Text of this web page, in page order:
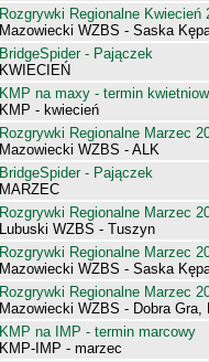
Rozgrywki Regionalne Kwiecień
Mazowiecki WZBS - Saska
BridgeSpider - Pajączek
KWIECIEŃ
KMP na maxy - termin
KMP - kwiecień
Rozgrywki Regionalne Marzec
Mazowiecki WZBS - ALK
BridgeSpider - Pajączek
MARZEC
Rozgrywki Regionalne Marzec
Lubuski WZBS - Tuszyn
Rozgrywki Regionalne Marzec
Mazowiecki WZBS - Saska
Rozgrywki Regionalne Marzec
Mazowiecki WZBS - Dobra Gra,
KMP na IMP - termin marcowy
KMP-IMP - marzec